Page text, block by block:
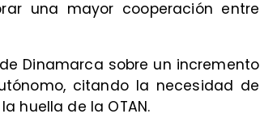
una mayor cooperación entre
Dinamarca sobre un incremento
citando la necesidad de
huella de la OTAN.